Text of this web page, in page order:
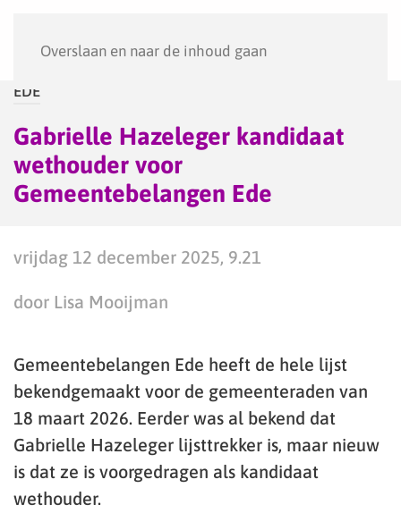
Overslaan en naar de inhoud gaan
EDE
Gabrielle Hazeleger kandidaat
wethouder voor
Gemeentebelangen Ede
vrijdag 12 december 2025, 9.21
door Lisa Mooijman
Gemeentebelangen Ede heeft de hele lijst
bekendgemaakt voor de gemeenteraden van
18 maart 2026. Eerder was al bekend dat
Gabrielle Hazeleger lijsttrekker is, maar nieuw
is dat ze is voorgedragen als kandidaat
wethouder.